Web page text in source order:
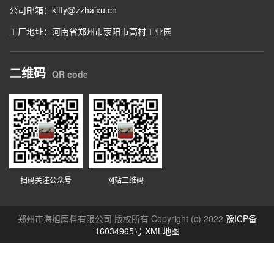
公司邮箱：kitty@zzhaixu.cn
工厂地址：河南省郑州市荥阳市高村工业园
二维码 QR code
扫码关注公众号 网站二维码
郑州市海旭磨料有限公司 版权所有 Copyright (c) 2022 豫ICP备
16034965号 XML地图